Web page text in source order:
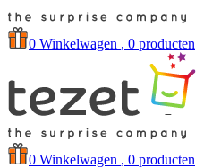
0 Winkelwagen , 0 producten
0 Winkelwagen , 0 producten